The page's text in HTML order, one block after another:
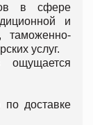
в сфере
и
таможенно-
услуг.
ощущается
по доставке